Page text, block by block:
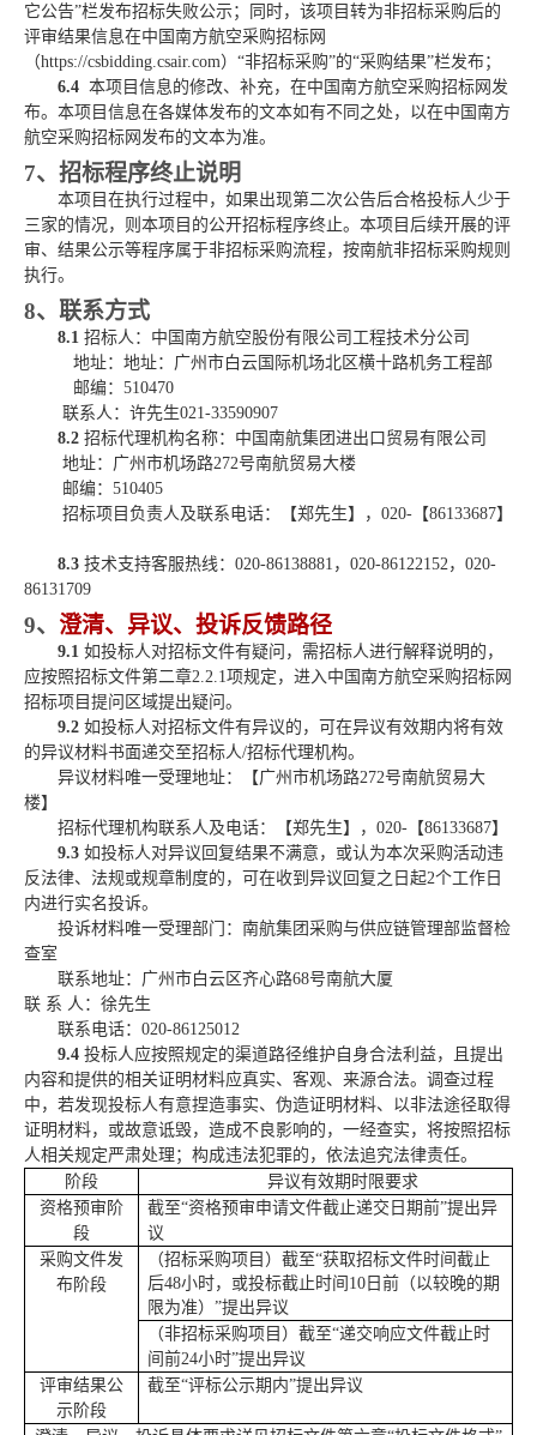
它公告”栏发布招标失败公示；同时，该项目转为非招标采购后的
评审结果信息在中国南方航空采购招标网
（https://csbidding.csair.com）“非招标采购”的“采购结果”栏发布；
6.4 本项目信息的修改、补充，在中国南方航空采购招标网发
布。本项目信息在各媒体发布的文本如有不同之处，以在中国南方
航空采购招标网发布的文本为准。
7、招标程序终止说明
本项目在执行过程中，如果出现第二次公告后合格投标人少于
三家的情况，则本项目的公开招标程序终止。本项目后续开展的评
审、结果公示等程序属于非招标采购流程，按南航非招标采购规则
执行。
8、联系方式
8.1 招标人：中国南方航空股份有限公司工程技术分公司
地址：地址：广州市白云国际机场北区横十路机务工程部
邮编： 510470
联系人： 许先生021-33590907
8.2 招标代理机构名称：中国南航集团进出口贸易有限公司
地址：广州市机场路272号南航贸易大楼
邮编： 510405
招标项目负责人及联系电话：【郑先生】， 020-【86133687】
8.3 技术支持客服热线： 020-86138881，020-86122152，020-
86131709
9、 澄清、异议、投诉反馈路径
9.1 如投标人对招标文件有疑问，需招标人进行解释说明的，
应按照招标文件第二章2.2.1项规定， 进入中国南方航空采购招标网
招标项目提问区域提出疑问。
9.2 如投标人对招标文件有异议的， 可在异议有效期内将有效
的异议材料书面递交至招标人/招标代理机构。
异议材料唯一受理地址：【广州市机场路272号南航贸易大
楼】
招标代理机构联系人及电话：【郑先生】， 020-【86133687】
9.3 如投标人对异议回复结果不满意，或认为本次采购活动违
反法律、法规或规章制度的，可在收到异议回复之日起2个工作日
内进行实名投诉。
投诉材料唯一受理部门： 南航集团采购与供应链管理部监督检
查室
联系地址： 广州市白云区齐心路68号南航大厦
联 系 人： 徐先生
联系电话： 020-86125012
9.4 投标人 应按照规定的渠道路径维护自身合法利益，且 提出
内容和提供的相关证明材料应真实、客观、来源合法。调查过程
中，若发现投标人有意捏造事实、伪造证明材料、以非法途径取得
证明材料，或故意诋毁，造成不良影响的，一经查实，将按照招标
人相关规定严肃处理；构成违法犯罪的，依法追究法律责任。
阶段
异议有效期时限要求
资格预审阶
段
截至“资格预审申请文件截止递交日期前”提出异
议
采购文件发
布阶段
（招标采购项目） 截至“获取招标文件时间截止
后48小时， 或投标截止时间 10 日前 （以较晚的期
限为准） ”提出异议
（非招标采购项目） 截至“递交响应文件截止时
间前24小时”提出异议
评审结果公
示阶段
截至“评标公示期内”提出异议